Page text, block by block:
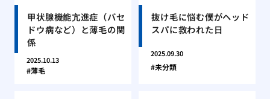
甲状腺機能亢進症（バセ
ドウ病など）と薄毛の関
係
2025.10.13
薄毛
抜け毛に悩む僕がヘッド
スパに救われた日
2025.09.30
未分類